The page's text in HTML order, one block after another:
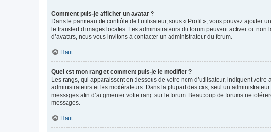
Comment puis-je afficher un avatar ?
Dans le panneau de contrôle de l’utilisateur, sous « Profil », vous pouvez ajouter
le transfert d’images locales. Les administrateurs du forum peuvent activer ou
d’avatars, nous vous invitons à contacter un administrateur du forum.
Haut
Quel est mon rang et comment puis-je le modifier ?
Les rangs, qui apparaissent en dessous de votre nom d’utilisateur, indiquent
administrateurs et les modérateurs. Dans la plupart des cas, seul un
messages afin d’augmenter votre rang sur le forum. Beaucoup de forums ne
messages.
Haut